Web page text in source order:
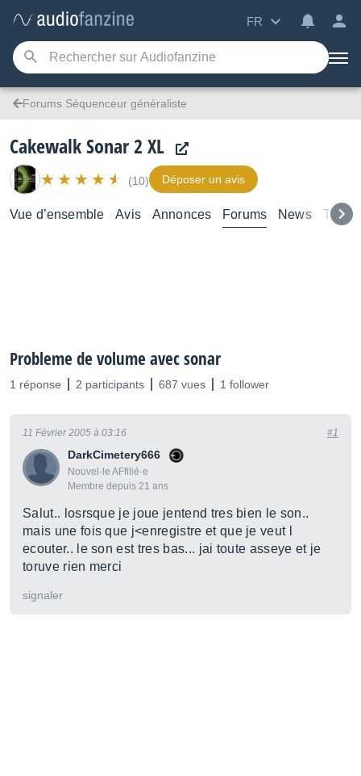
FR
Forums Séquenceur généraliste
Cakewalk Sonar 2 XL
(10) Déposer un avis
Vue d’ensemble Avis Annonces Forums News Test
Probleme de volume avec sonar
1 réponse 2 participants 687 vues 1 follower
DarkCimetery666
Nouvel·le AFfilié·e
Membre depuis 21 ans
11 Février 2005 à 03:16 #1
Salut.. losrsque je joue jentend tres bien le son..
mais une fois que j<enregistre et que je veut l
ecouter.. le son est tres bas... jai toute asseye et je
toruve rien merci
signaler